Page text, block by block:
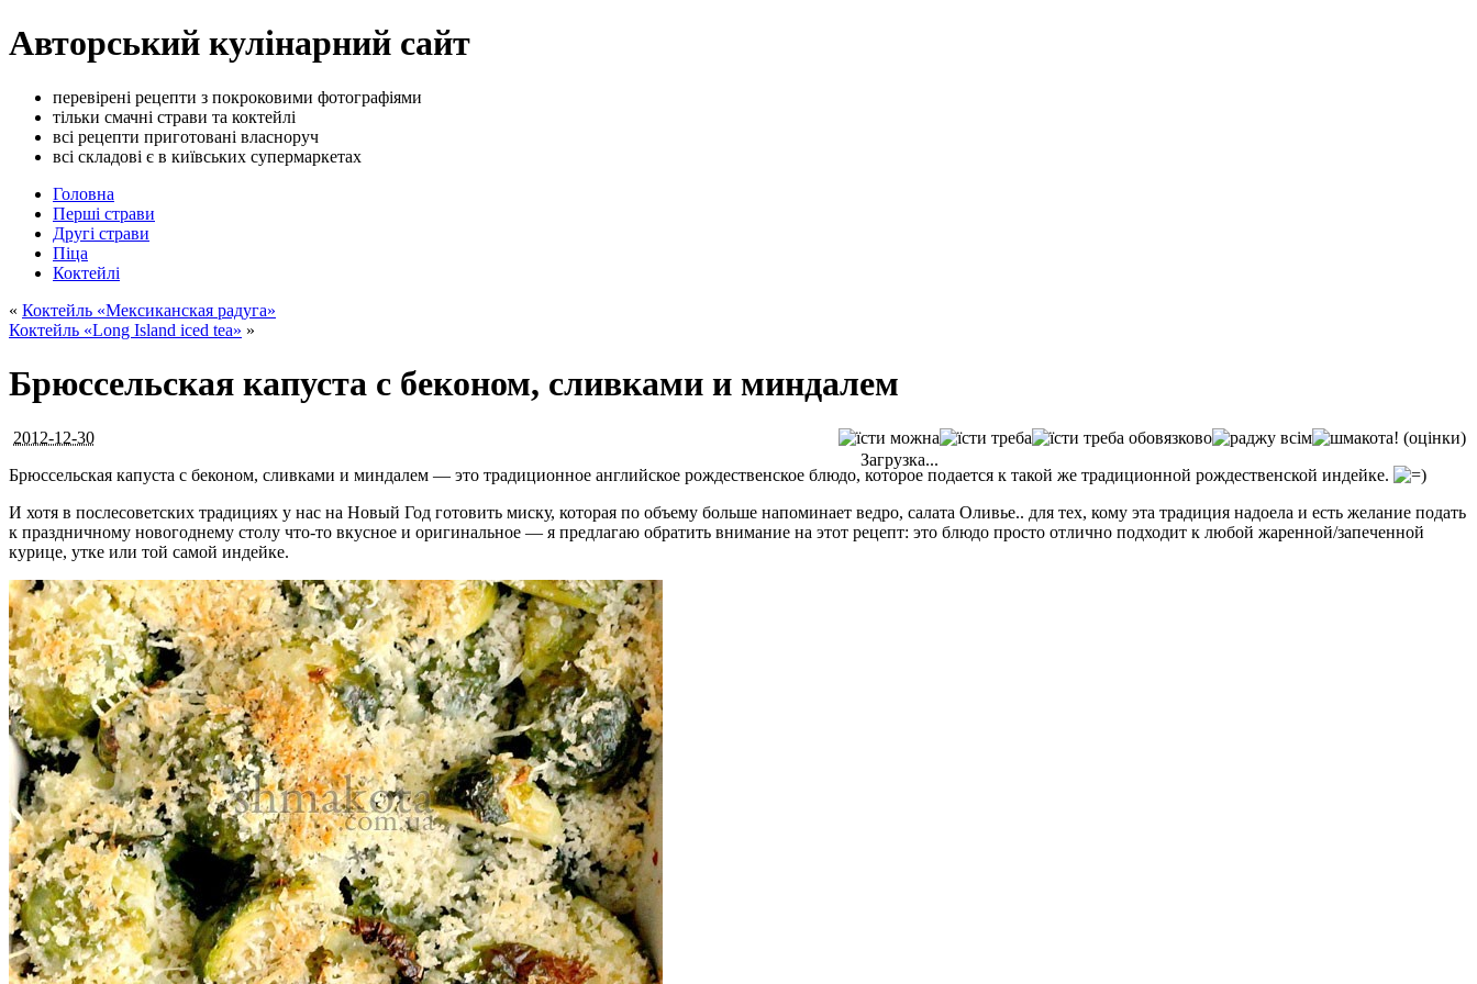
Авторський кулінарний сайт
перевірені рецепти з покроковими фотографіями
тільки смачні страви та коктейлі
всі рецепти приготовані власноруч
всі складові є в київських супермаркетах
Головна
Перші страви
Другі страви
Піца
Коктейлі
« Коктейль «Мексиканская радуга»
Коктейль «Long Island iced tea» »
Брюссельская капуста с беконом, сливками и миндалем
2012-12-30
(оцінки)
Загрузка...
Брюссельская капуста с беконом, сливками и миндалем — это традиционное английское рождественское блюдо, которое подается к такой же традиционной рождественской индейке.
И хотя в послесоветских традициях у нас на Новый Год готовить миску, которая по объему больше напоминает ведро, салата Оливье.. для тех, кому эта традиция надоела и есть желание подать
к праздничному новогоднему столу что-то вкусное и оригинальное — я предлагаю обратить внимание на этот рецепт: это блюдо просто отлично подходит к любой жаренной/запеченной
курице, утке или той самой индейке.